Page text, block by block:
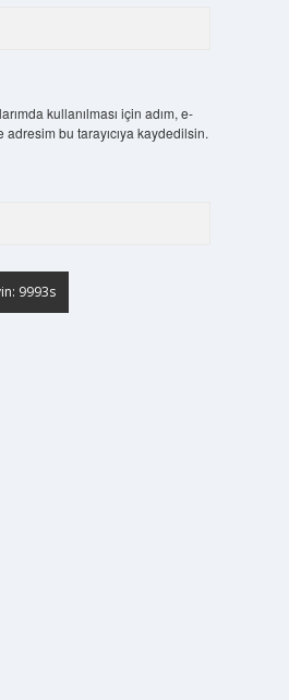
kullanılması için adım, e-
bu tarayıcıya kaydedilsin.